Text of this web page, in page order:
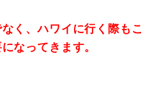
く、ハワイに行く際もこ
なってきます。